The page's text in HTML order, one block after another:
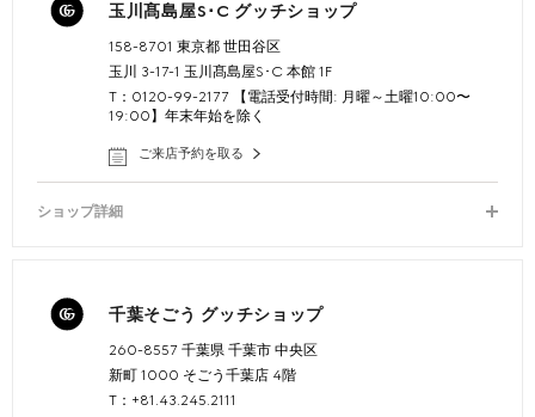
玉川髙島屋S･C グッチショップ
158-8701 東京都 世田谷区
玉川 3-17-1 玉川髙島屋S･C 本館 1F
T：0120-99-2177 【電話受付時間: 月曜～土曜10:00〜
19:00】年末年始を除く
ご来店予約を取る
ショップ詳細
千葉そごう グッチショップ
260-8557 千葉県 千葉市 中央区
新町 1000 そごう千葉店 4階
T：+81.43.245.2111